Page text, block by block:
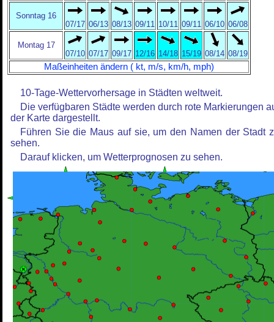
Sonntag 16
07/17 06/13 08/13 09/11 10/11 09/11 06/10 06/08
Montag 17
07/10 07/17 09/17 12/16 14/18 15/19 08/14 08/19
Maßeinheiten ändern ( kt, m/s, km/h, mph)
10-Tage-Wettervorhersage in Städten weltweit.
Die verfügbaren Städte werden durch rote Markierungen
der Karte dargestellt.
Führen Sie die Maus auf sie, um den Namen der Stadt
sehen.
Darauf klicken, um Wetterprognosen zu sehen.